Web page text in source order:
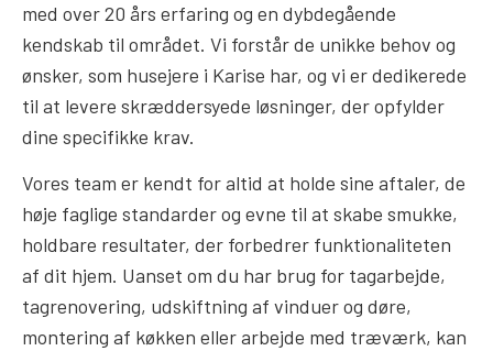
med over 20 års erfaring og en dybdegående
kendskab til området. Vi forstår de unikke behov og
ønsker, som husejere i Karise har, og vi er dedikerede
til at levere skræddersyede løsninger, der opfylder
dine specifikke krav.
Vores team er kendt for altid at holde sine aftaler, de
høje faglige standarder og evne til at skabe smukke,
holdbare resultater, der forbedrer funktionaliteten
af dit hjem. Uanset om du har brug for tagarbejde,
tagrenovering, udskiftning af vinduer og døre,
montering af køkken eller arbejde med træværk, kan